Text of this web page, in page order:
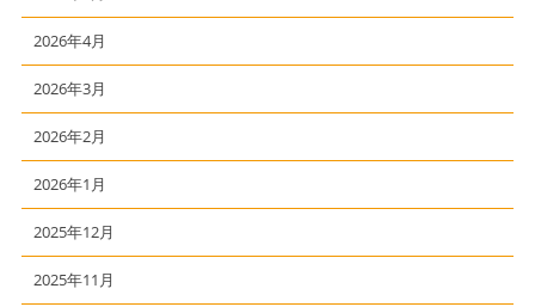
2026年4月
2026年3月
2026年2月
2026年1月
2025年12月
2025年11月